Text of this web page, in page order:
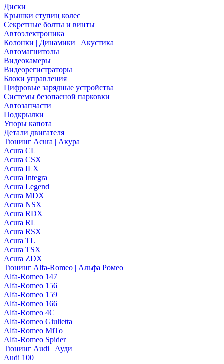
Диски
Крышки ступиц колес
Секретные болты и винты
Автоэлектроника
Колонки | Динамики | Акустика
Автомагнитолы
Видеокамеры
Видеорегистраторы
Блоки управления
Цифровые зарядные устройства
Системы безопасной парковки
Автозапчасти
Подкрылки
Упоры капота
Детали двигателя
Тюнинг Acura | Акура
Acura CL
Acura CSX
Acura ILX
Acura Integra
Acura Legend
Acura MDX
Acura NSX
Acura RDX
Acura RL
Acura RSX
Acura TL
Acura TSX
Acura ZDX
Тюнинг Alfa-Romeo | Альфа Ромео
Alfa-Romeo 147
Alfa-Romeo 156
Alfa-Romeo 159
Alfa-Romeo 166
Alfa-Romeo 4C
Alfa-Romeo Giulietta
Alfa-Romeo MiTo
Alfa-Romeo Spider
Тюнинг Audi | Ауди
Audi 100